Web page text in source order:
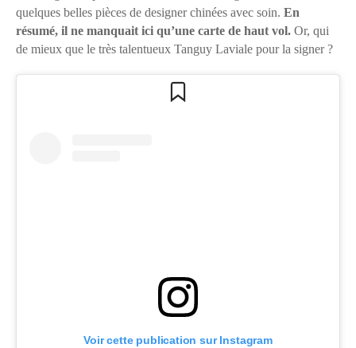
quelques belles pièces de designer chinées avec soin. En
résumé, il ne manquait ici qu’une carte de haut vol. Or, qui
de mieux que le très talentueux Tanguy Laviale pour la signer ?
Voir cette publication sur Instagram